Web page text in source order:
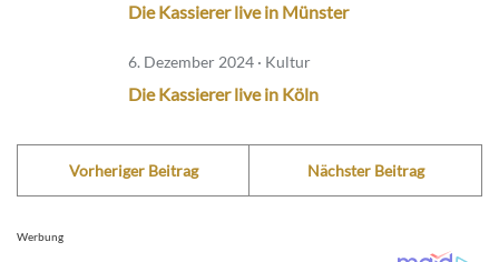
Die Kassierer live in Münster
6. Dezember 2024 · Kultur
Die Kassierer live in Köln
Vorheriger Beitrag Nächster Beitrag
Werbung